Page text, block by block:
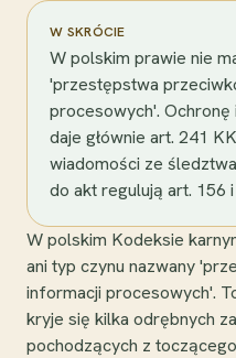
W SKRÓCIE
W polskim prawie nie
'przestępstwa
procesowych'.
daje głównie art. 241
wiadomości ze
do akt regulują art. 156
W polskim Kodeksie
ani typ czynu nazwany
informacji procesowych'.
kryje się kilka odrębnych
pochodzących z